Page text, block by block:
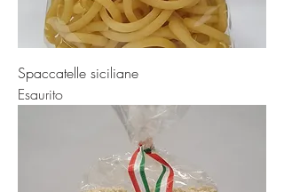
Spaccatelle siciliane
Esaurito